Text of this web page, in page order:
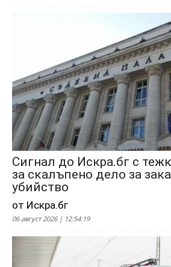
Сигнал до Искра.бг с
за скалъпено дело за
убийство
от Искра.бг
06 август 2026 | 12:54:19